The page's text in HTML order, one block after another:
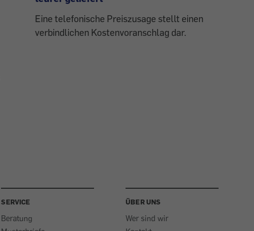
Eine telefonische Preiszusage stellt einen
verbindlichen Kostenvoranschlag dar.
SERVICE
Beratung
ÜBER UNS
Wer sind wir